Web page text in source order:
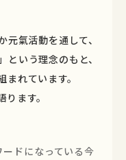
氣活動を通して、
いう理念のもと、
れています。
ます。
ードになっている今